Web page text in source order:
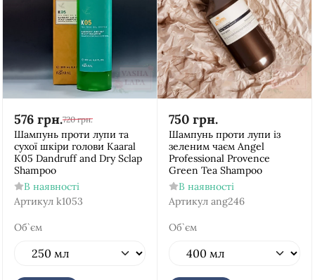
576 грн.720 грн.
Шампунь проти лупи та
сухої шкіри голови Kaaral
K05 Dandruff and Dry Sclap
Shampoo
В наявності
Артикул k1053
Об`єм
750 грн.
Шампунь проти лупи із
зеленим чаєм Аngel
Рrofessional Provence
Green Tea Shampoo
В наявності
Артикул ang246
Об`єм